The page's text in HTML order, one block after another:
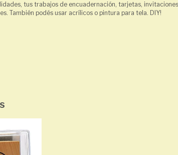
tus trabajos de encuadernación, tarjetas,
También podés usar acrílicos o pintura para tela. DIY!